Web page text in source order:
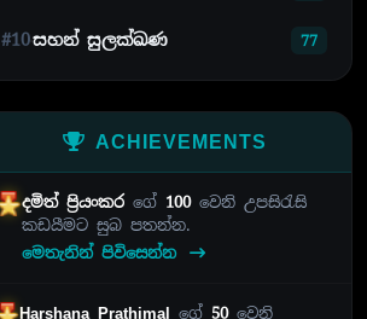
#10සහන් සුලක්ඛණ 77
ACHIEVEMENTS
දමිත් ප්‍රියංකර ගේ 100වෙනි උපසිරැසි
කඩයීමට සුබ පතන්න.
මෙතැනින් පිවිසෙන්න
Harshana Prathimal ගේ 50වෙනි